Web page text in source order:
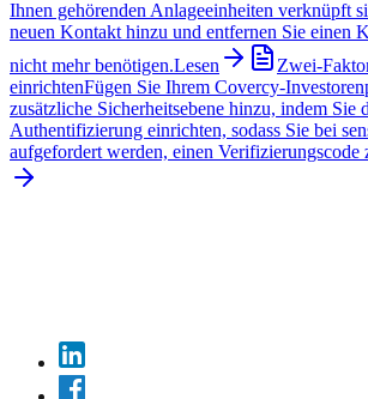
Ihnen gehörenden Anlageeinheiten verknüpft
neuen Kontakt hinzu und entfernen Sie einen
nicht mehr benötigen.Lesen
Zwei-
einrichtenFügen Sie Ihrem Covercy-
zusätzliche Sicherheitsebene hinzu, indem Sie
Authentifizierung einrichten, sodass Sie bei
aufgefordert werden, einen Verifizierungscode